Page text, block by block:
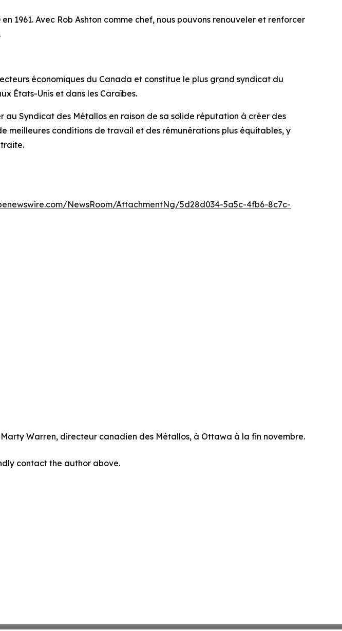
1961. Avec Rob Ashton comme chef, nous pouvons renouveler et renforcer
économiques du Canada et constitue le plus grand syndicat du
États-Unis et dans les Caraïbes.
au Syndicat des Métallos en raison de sa solide réputation à créer des
meilleures conditions de travail et des rémunérations plus équitables, y
NewsRoom/AttachmentNg/5d28d034-5a5c-4fb6-8c7c-
Warren, directeur canadien des Métallos, à Ottawa à la fin novembre.
contact the author above.